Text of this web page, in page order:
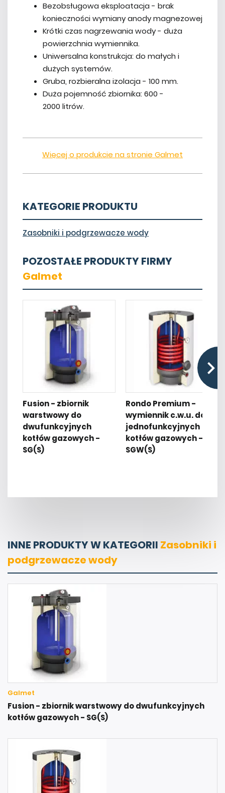
Bezobsługowa eksploatacja - brak
konieczności wymiany anody magnezowej
Krótki czas nagrzewania wody - duża
powierzchnia wymiennika.
Uniwersalna konstrukcja: do małych i
dużych systemów.
Gruba, rozbieralna izolacja - 100 mm.
Duża pojemność zbiornika: 600 -
2000 litrów.
Więcej o produkcie na stronie Galmet
KATEGORIE PRODUKTU
Zasobniki i podgrzewacze wody
POZOSTAŁE PRODUKTY FIRMY
Galmet
Fusion - zbiornik
warstwowy do
dwufunkcyjnych
kotłów gazowych -
SG(S)
Rondo Premium -
wymiennik c.w.u. do
jednofunkcyjnych
kotłów gazowych -
SGW(S)
INNE PRODUKTY W KATEGORII Zasobniki i
podgrzewacze wody
Galmet
Fusion - zbiornik warstwowy do dwufunkcyjnych
kotłów gazowych - SG(S)